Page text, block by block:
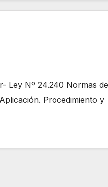
Ley Nº 24.240 Normas de
Procedimiento y